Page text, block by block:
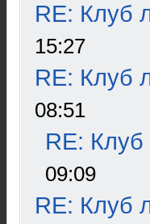
RE: Клуб
15:27
RE: Клуб
08:51
RE:
09:09
RE: Клуб